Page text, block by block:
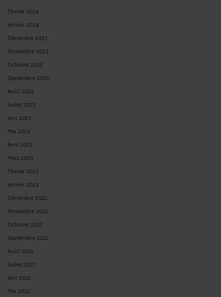
Février 2024
Janvier 2024
Décembre 2023
Novembre 2023
Octobre 2023
Septembre 2023
Août 2023
Juillet 2023
Juin 2023
Mai 2023
Avril 2023
Mars 2023
Février 2023
Janvier 2023
Décembre 2022
Novembre 2022
Octobre 2022
Septembre 2022
Août 2022
Juillet 2022
Juin 2022
Mai 2022